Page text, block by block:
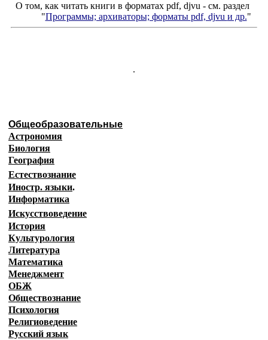
О том, как читать книги в форматах pdf, djvu - см. раздел
"Программы; архиваторы; форматы pdf, djvu и др."
.
Общеобразовательные
Астрономия
Биология
География
Естествознание
Иностр. языки.
Информатика
Искусствоведение
История
Культурология
Литература
Математика
Менеджмент
ОБЖ
Обществознание
Психология
Религиоведение
Русский язык